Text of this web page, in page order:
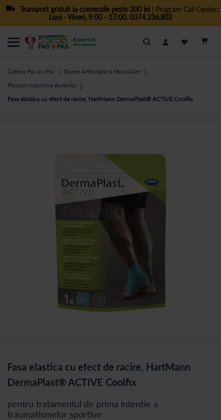
Transport gratuit la comenzile peste 300 lei| Program Call Center:
Luni - Vineri, 9:00 - 17:00, 0374.336.802
Cautare
Catena Pas cu Pas ❯ Dureri Articulare si Musculare ❯
Plasturi impotriva durerilor ❯
Fasa elastica cu efect de racire, HartMann DermaPlast® ACTIVE Coolfix
Fasa elastica cu efect de racire, HartMann
DermaPlast® ACTIVE Coolfix
pentru tratamentul de prima intentie a
traumatismelor sportive